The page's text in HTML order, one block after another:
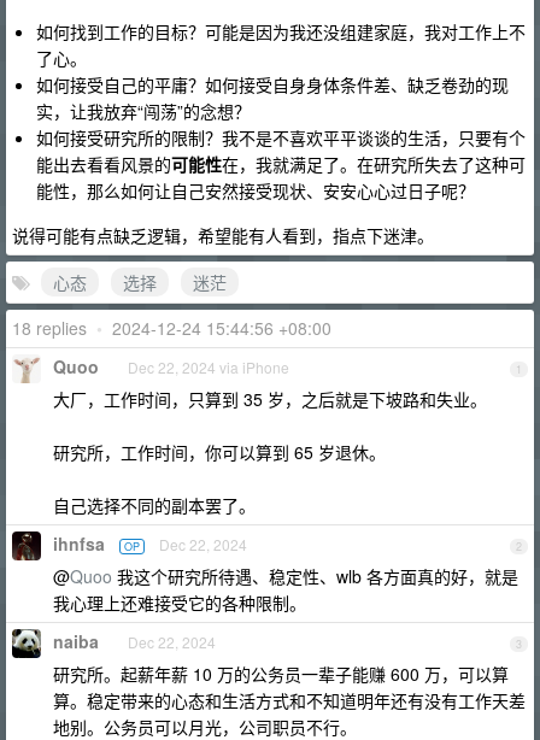
如何找到工作的目标？可能是因为我还没组建家庭，我对工作上不
了心。
如何接受自己的平庸？如何接受自身身体条件差、缺乏卷劲的现
实，让我放弃“闯荡”的念想？
如何接受研究所的限制？我不是不喜欢平平谈谈的生活，只要有个
能出去看看风景的可能性在，我就满足了。在研究所失去了这种可
能性，那么如何让自己安然接受现状、安安心心过日子呢？
说得可能有点缺乏逻辑，希望能有人看到，指点下迷津。
心态
选择
迷茫
18 replies • 2024-12-24 15:44:56 +08:00
1
Quoo Dec 22, 2024 via iPhone
大厂，工作时间，只算到 35 岁，之后就是下坡路和失业。
研究所，工作时间，你可以算到 65 岁退休。
自己选择不同的副本罢了。
2
ihnfsa OP Dec 22, 2024
@Quoo 我这个研究所待遇、稳定性、wlb 各方面真的好，就是
我心理上还难接受它的各种限制。
3
naiba Dec 22, 2024
研究所。起薪年薪 10 万的公务员一辈子能赚 600 万，可以算
算。稳定带来的心态和生活方式和不知道明年还有没有工作天差
地别。公务员可以月光，公司职员不行。